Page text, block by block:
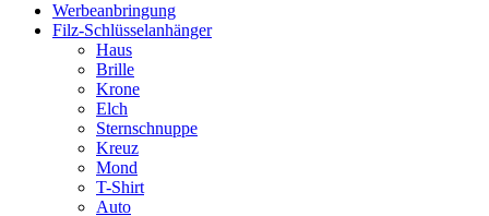
Werbeanbringung
Filz-Schlüsselanhänger
Haus
Brille
Krone
Elch
Sternschnuppe
Kreuz
Mond
T-Shirt
Auto